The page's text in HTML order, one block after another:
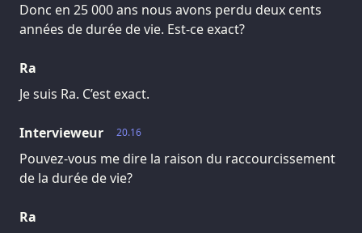
Donc en 25 000 ans nous avons perdu deux cents
années de durée de vie. Est-ce exact?
Ra
Je suis Ra. C’est exact.
20.16
Intervieweur
Pouvez-vous me dire la raison du raccourcissement
de la durée de vie?
Ra